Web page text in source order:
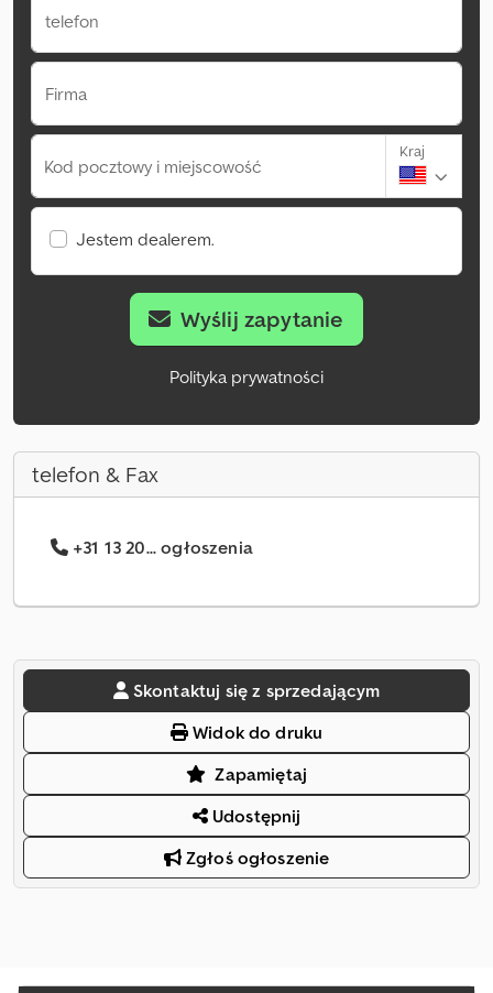
telefon
Firma
Kod pocztowy i miejscowość
Kraj
Jestem dealerem.
Wyślij zapytanie
Polityka prywatności
telefon & Fax
+31 13 20... ogłoszenia
Skontaktuj się z sprzedającym
Widok do druku
Zapamiętaj
Udostępnij
Zgłoś ogłoszenie